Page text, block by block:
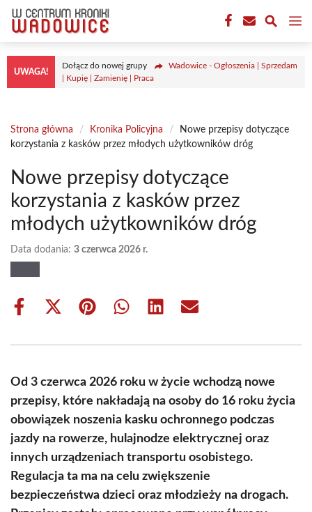
Przejdź
treści
UWAGA!
Dołącz do nowej grupy
Wadowice - Ogłoszenia | Sprzedam
| Kupię | Zamienię | Praca
Strona główna / Kronika Policyjna /
Nowe przepisy dotyczące
korzystania z kasków przez młodych użytkowników dróg
Nowe przepisy dotyczące
korzystania z kasków przez
młodych użytkowników dróg
Data dodania: 3 czerwca 2026 r.
Share
Share
(Twitter)
Share Share Share Share
Od 3 czerwca 2026 roku w życie wchodzą nowe
przepisy, które nakładają na osoby do 16 roku życia
obowiązek noszenia kasku ochronnego podczas
jazdy na rowerze, hulajnodze elektrycznej oraz
innych urządzeniach transportu osobistego.
Regulacja ta ma na celu zwiększenie
bezpieczeństwa dzieci oraz młodzieży na drogach.